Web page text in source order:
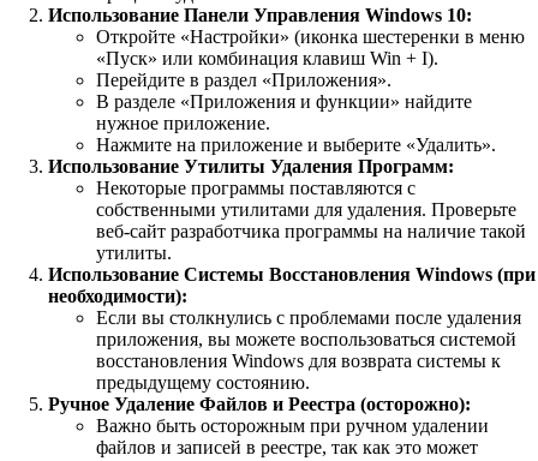
Использование Панели Управления Windows 10:
Откройте «Настройки» (иконка шестеренки в меню
«Пуск» или комбинация клавиш Win + I).
Перейдите в раздел «Приложения».
В разделе «Приложения и функции» найдите
нужное приложение.
Нажмите на приложение и выберите «Удалить».
Использование Утилиты Удаления Программ:
Некоторые программы поставляются с
собственными утилитами для удаления. Проверьте
веб-сайт разработчика программы на наличие такой
утилиты.
Использование Системы Восстановления Windows (при
необходимости):
Если вы столкнулись с проблемами после удаления
приложения, вы можете воспользоваться системой
восстановления Windows для возврата системы к
предыдущему состоянию.
Ручное Удаление Файлов и Реестра (осторожно):
Важно быть осторожным при ручном удалении
файлов и записей в реестре, так как это может